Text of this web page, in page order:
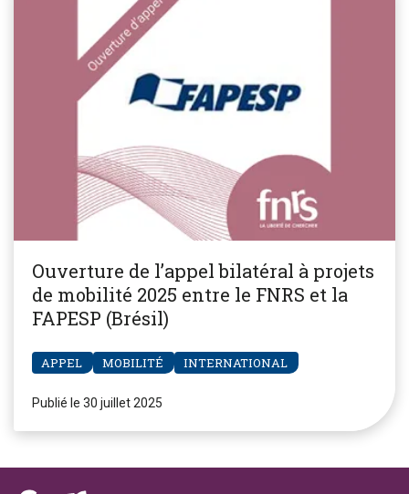
Ouverture de l’appel bilatéral à projets
de mobilité 2025 entre le FNRS et la
FAPESP (Brésil)
APPEL MOBILITÉ INTERNATIONAL
Publié le 30 juillet 2025